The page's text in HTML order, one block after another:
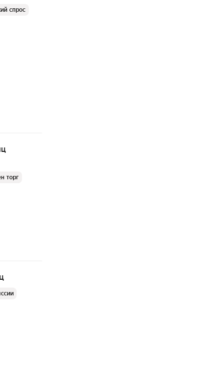
спрос
торг